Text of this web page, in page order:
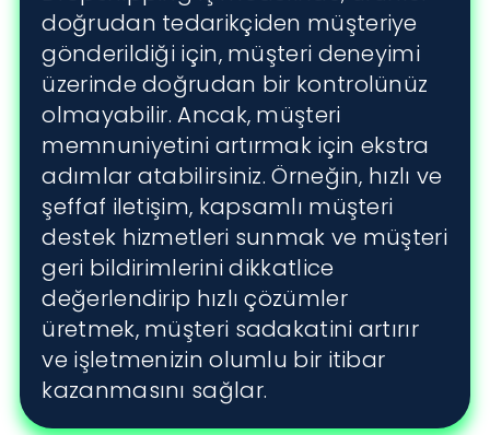
doğrudan tedarikçiden müşteriye
gönderildiği için, müşteri deneyimi
üzerinde doğrudan bir kontrolünüz
olmayabilir. Ancak, müşteri
memnuniyetini artırmak için ekstra
adımlar atabilirsiniz. Örneğin, hızlı ve
şeffaf iletişim, kapsamlı müşteri
destek hizmetleri sunmak ve müşteri
geri bildirimlerini dikkatlice
değerlendirip hızlı çözümler
üretmek, müşteri sadakatini artırır
ve işletmenizin olumlu bir itibar
kazanmasını sağlar.